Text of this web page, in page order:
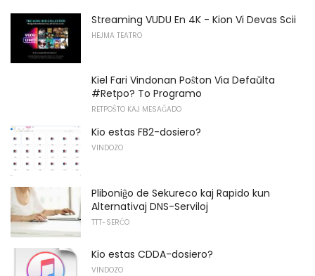
Streaming VUDU En 4K - Kion Vi Devas Scii
HEJMA TEATRO
Kiel Fari Vindonan Poŝton Via Defaŭlta
#Retpo? To Programo
RETPOŜTO KAJ MESAĜADO
Kio estas FB2-dosiero?
VINDOZO
Pliboniĝo de Sekureco kaj Rapido kun
Alternativaj DNS-Serviloj
TTT-SERĈO
Kio estas CDDA-dosiero?
VINDOZO